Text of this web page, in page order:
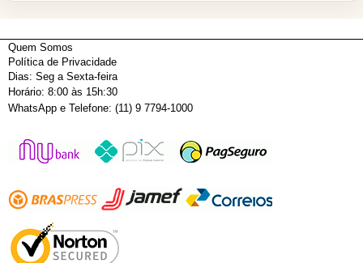
Quem Somos
Política de Privacidade
Dias: Seg a Sexta-feira
Horário: 8:00 às 15h:30
WhatsApp e Telefone: (11) 9 7794-1000